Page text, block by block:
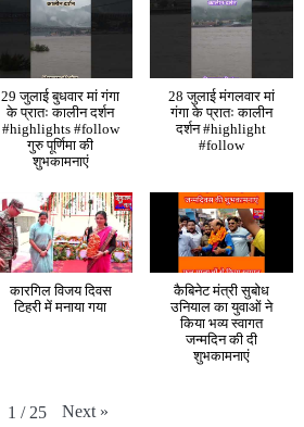
29 जुलाई बुधवार मां गंगा
के प्रातः कालीन दर्शन
#highlights #follow
गुरु पूर्णिमा की
शुभकामनाएं
28 जुलाई मंगलवार मां
गंगा के प्रातः कालीन
दर्शन #highlight
#follow
कारगिल विजय दिवस
टिहरी में मनाया गया
कैबिनेट मंत्री सुबोध
उनियाल का युवाओं ने
किया भव्य स्वागत
जन्मदिन की दी
शुभकामनाएं
1 / 25 Next »